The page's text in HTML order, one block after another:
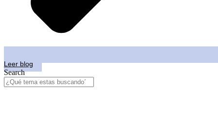
Leer blog
Search